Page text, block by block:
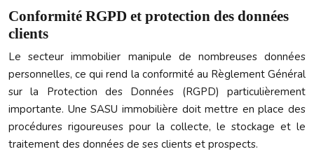
Conformité RGPD et protection des données
clients
Le secteur immobilier manipule de nombreuses données
personnelles, ce qui rend la conformité au Règlement Général
sur la Protection des Données (RGPD) particulièrement
importante. Une SASU immobilière doit mettre en place des
procédures rigoureuses pour la collecte, le stockage et le
traitement des données de ses clients et prospects.